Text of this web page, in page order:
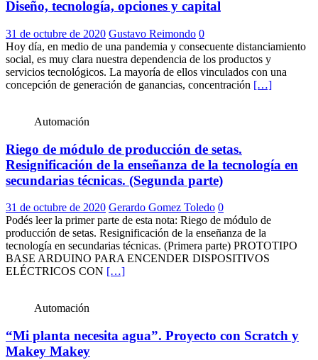
Diseño, tecnología, opciones y capital
31 de octubre de 2020 Gustavo Reimondo 0
Hoy día, en medio de una pandemia y consecuente distanciamiento
social, es muy clara nuestra dependencia de los productos y
servicios tecnológicos. La mayoría de ellos vinculados con una
concepción de generación de ganancias, concentración […]
Automación
Riego de módulo de producción de setas.
Resignificación de la enseñanza de la tecnología en
secundarias técnicas. (Segunda parte)
31 de octubre de 2020 Gerardo Gomez Toledo 0
Podés leer la primer parte de esta nota: Riego de módulo de
producción de setas. Resignificación de la enseñanza de la
tecnología en secundarias técnicas. (Primera parte) PROTOTIPO
BASE ARDUINO PARA ENCENDER DISPOSITIVOS
ELÉCTRICOS CON […]
Automación
“Mi planta necesita agua”. Proyecto con Scratch y
Makey Makey